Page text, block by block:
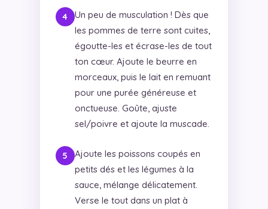
Un peu de musculation ! Dès que
les pommes de terre sont cuites,
égoutte-les et écrase-les de tout
ton cœur. Ajoute le beurre en
morceaux, puis le lait en remuant
pour une purée généreuse et
onctueuse. Goûte, ajuste
sel/poivre et ajoute la muscade.
Ajoute les poissons coupés en
petits dés et les légumes à la
sauce, mélange délicatement.
Verse le tout dans un plat à